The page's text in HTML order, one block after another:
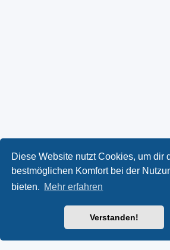
Diese Website nutzt Cookies, um dir
bestmöglichen Komfort bei der
bieten. Mehr erfahren
Verstanden!